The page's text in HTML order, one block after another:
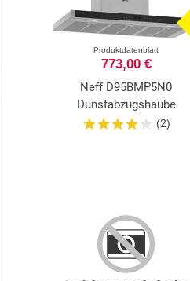
Produktdatenblatt
773,00 €
Neff D95BMP5N0
Dunstabzugshaube
(2)